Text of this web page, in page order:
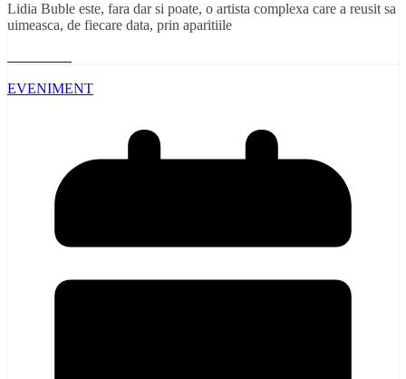
Lidia Buble este, fara dar si poate, o artista complexa care a reusit sa
uimeasca, de fiecare data, prin aparitiile
EVENIMENT